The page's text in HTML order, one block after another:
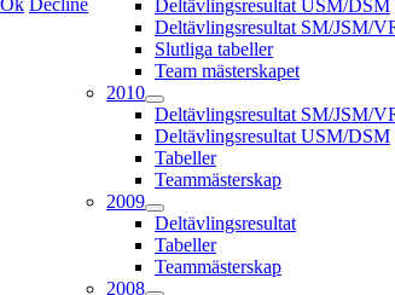
Deltävlingsresultat USM/DSM
Deltävlingsresultat SM/JSM/
Slutliga tabeller
Team mästerskapet
2010
Deltävlingsresultat SM/JSM/
Deltävlingsresultat USM/DSM
Tabeller
Teammästerskap
2009
Deltävlingsresultat
Tabeller
Teammästerskap
2008
Ok Decline